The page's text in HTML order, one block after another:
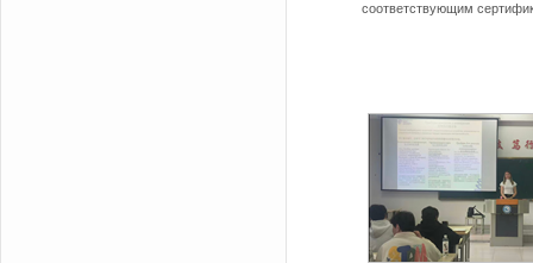
соответствующим